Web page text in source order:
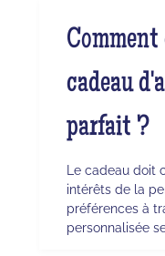
cadeau
parfait ?
Le cadeau doit
intérêts de la
préférences à
personnalisée